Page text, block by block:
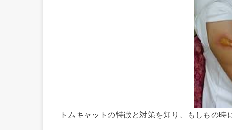
トムキャットの特徴と対策を知り、もしもの時